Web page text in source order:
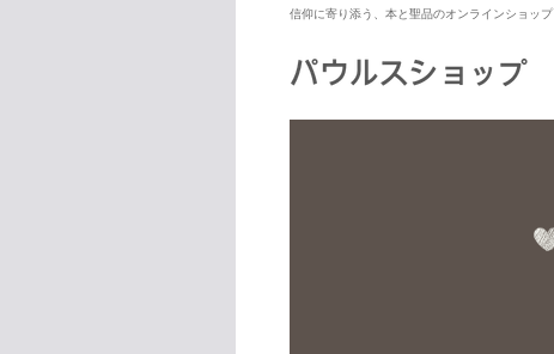
信仰に寄り添う、本と聖品のオンラインショップ